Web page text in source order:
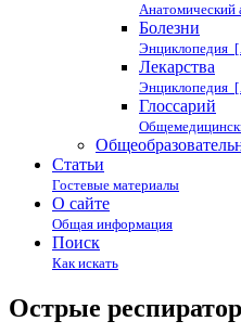
Болезни
Энциклопедия
Лекарства
Энциклопедия
Глоссарий
Статьи
Гостевые материалы
О сайте
Общая информация
Поиск
Как искать
Острые